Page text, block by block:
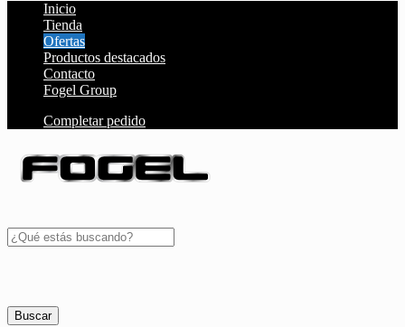
Inicio
Tienda
Ofertas
Productos destacados
Contacto
Fogel Group
Completar pedido
Buscar